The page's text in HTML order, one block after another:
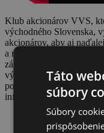
Klub akcionárov VVS,
východného Slovenska,
akcionárov, aby aj
a nadväzujúce aktivity k
základe akcionári
výnosov z dlhopisov
podporovať a
infraštruktúru od obcí.
Táto
súbory
Súbory